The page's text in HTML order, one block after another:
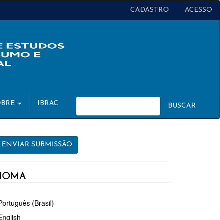
CADASTRO ACESSO
IBRAC BUSCAR
ENVIAR SUBMISSÃO
(Brasil)